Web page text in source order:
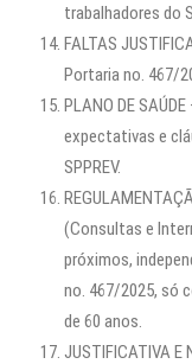
trabalhadores do
FALTAS
Portaria no. 467/
PLANO DE
expectativas e
SPPREV.
(Consultas e
próximos,
no. 467/2025, só
de 60 anos.
JUSTIFICATIVA E